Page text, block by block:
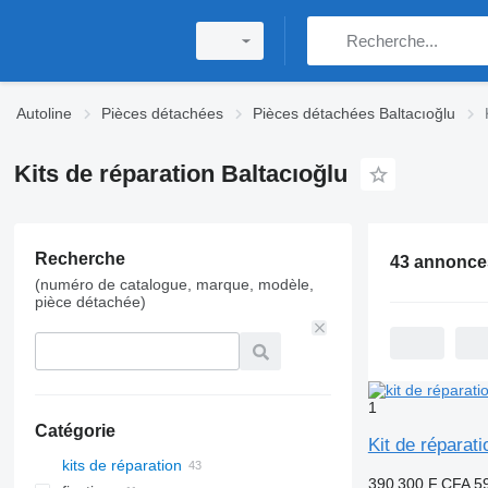
Autoline Pièces détachées Pièces détachées Baltacıoğlu
Kits de réparation Baltacıoğlu
Recherche
(numéro de catalogue, marque, modèle,
pièce détachée)
Catégorie
kits de réparation
43
1
Kit de
390 300 F CFA